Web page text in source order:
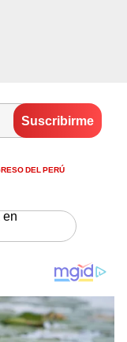
DEL PERÚ
en